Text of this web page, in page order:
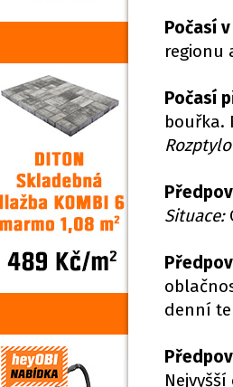
Počasí
regionu
Počasí
bouřka.
Situace:
denní